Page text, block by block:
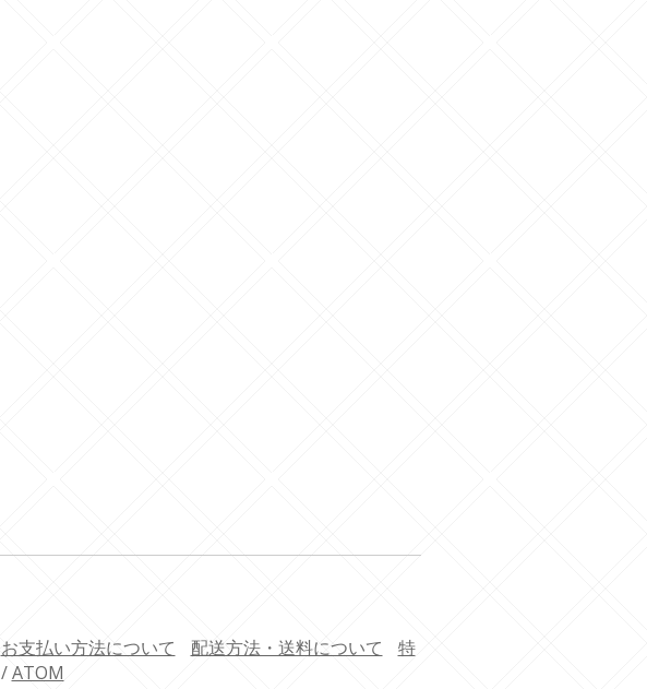
お支払い方法について 配送方法・送料について
特
/ATOM